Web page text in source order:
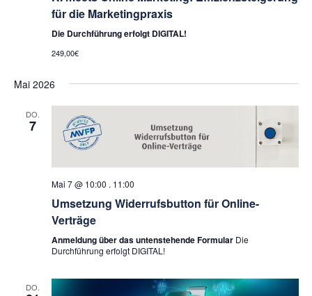
für die Marketingpraxis
Die Durchführung erfolgt DIGITAL!
249,00€
Mai 2026
DO.
7
Mai 7 @ 10:00 . 11:00
Umsetzung Widerrufsbutton für Online-
Verträge
Anmeldung über das untenstehende Formular Die
Durchführung erfolgt DIGITAL!
DO.